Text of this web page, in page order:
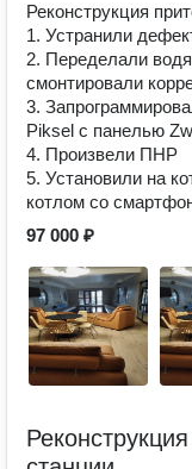
Реконструкция
1. Устранили
2. Переделали
смонтировали
3.
Piksel с панелью
4. Произвели ПНР
5. Установили на
котлом со
97 000 ₽